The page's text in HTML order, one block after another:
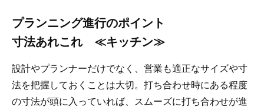
プランニング進行のポイント
寸法あれこれ ≪キッチン≫
設計やプランナーだけでなく、営業も適正なサイズや寸
法を把握しておくことは大切。打ち合わせ時にある程度
の寸法が頭に入っていれば、スムーズに打ち合わせが進